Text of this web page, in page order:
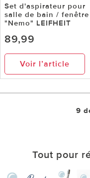
Set d'aspirateur pour
salle de bain / fenêtre
"Nemo" LEIFHEIT
89,99
Voir l’article
9
Tout pour